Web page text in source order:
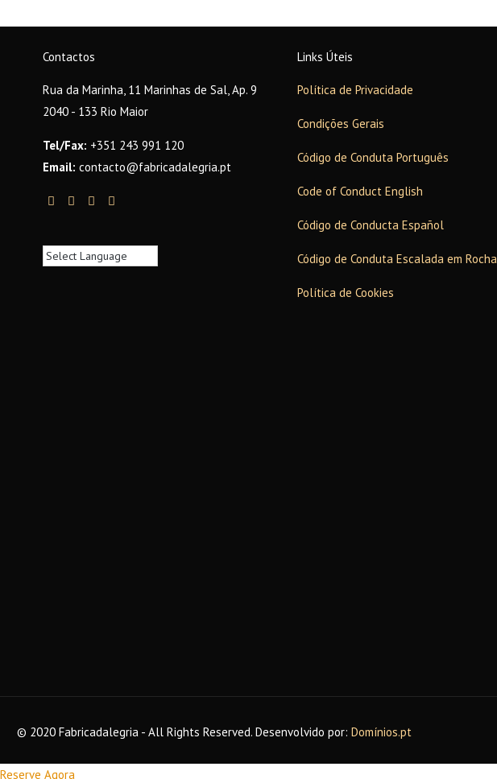
Contactos
Rua da Marinha, 11 Marinhas de Sal, Ap. 9
2040 - 133 Rio Maior
Tel/Fax: +351 243 991 120
Email: contacto@fabricadalegria.pt
Links Úteis
Política de Privacidade
Condições Gerais
Código de Conduta Português
Code of Conduct English
Código de Conducta Español
Código de Conduta Escalada em Rocha
Política de Cookies
© 2020 Fabricadalegria - All Rights Reserved. Desenvolvido por:Domínios.pt
Reserve Agora